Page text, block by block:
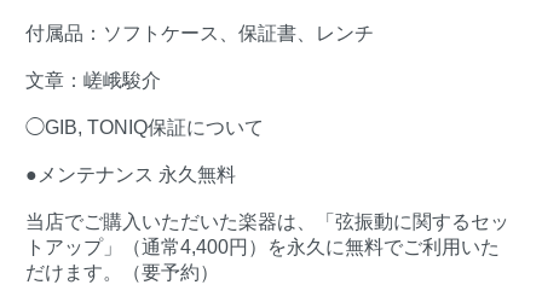
付属品：ソフトケース、保証書、レンチ
文章：嵯峨駿介
◯GIB, TONIQ保証について
●メンテナンス 永久無料
当店でご購入いただいた楽器は、「弦振動に関するセッ
トアップ」（通常4,400円）を永久に無料でご利用いた
だけます。（要予約）